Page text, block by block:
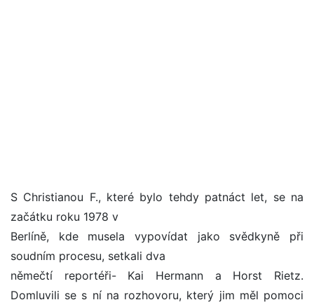
S Christianou F., které bylo tehdy patnáct let, se na
začátku roku 1978 v
Berlíně, kde musela vypovídat jako svědkyně při
soudním procesu, setkali dva
němečtí reportéři- Kai Hermann a Horst Rietz.
Domluvili se s ní na rozhovoru, který jim měl pomoci